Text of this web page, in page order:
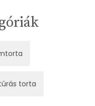
torta